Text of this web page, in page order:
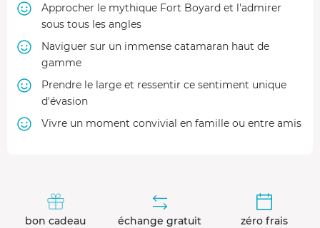
Approcher le mythique Fort Boyard et l'admirer
sous tous les angles
Naviguer sur un immense catamaran haut de
gamme
Prendre le large et ressentir ce sentiment unique
d'évasion
Vivre un moment convivial en famille ou entre amis
bon cadeau
échange gratuit
zéro frais